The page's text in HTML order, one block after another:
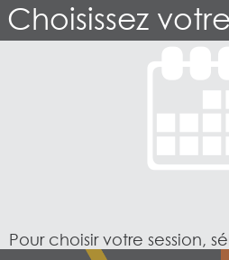
Choisissez
Pour choisir votre session,